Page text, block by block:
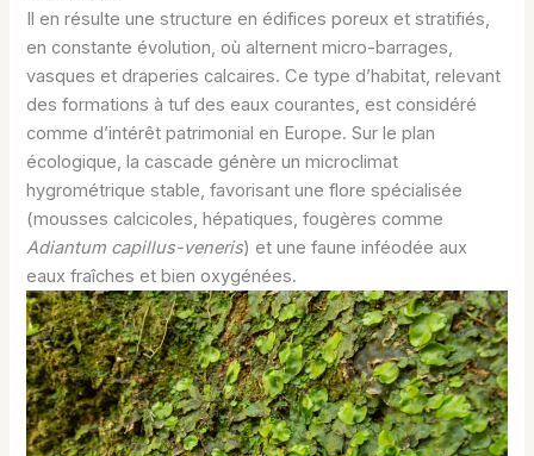
Il en résulte une structure en édifices poreux et stratifiés,
en constante évolution, où alternent micro-barrages,
vasques et draperies calcaires. Ce type d’habitat, relevant
des formations à tuf des eaux courantes, est considéré
comme d’intérêt patrimonial en Europe. Sur le plan
écologique, la cascade génère un microclimat
hygrométrique stable, favorisant une flore spécialisée
(mousses calcicoles, hépatiques, fougères comme
Adiantum capillus-veneris) et une faune inféodée aux
eaux fraîches et bien oxygénées.